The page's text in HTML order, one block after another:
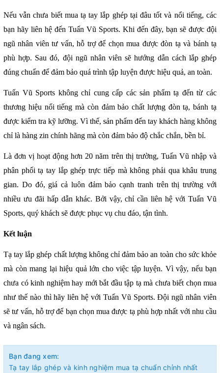
Nếu vẫn chưa biết mua tạ tay lắp ghép tại đâu tốt và nổi tiếng, các
bạn hãy liên hệ đến Tuấn Vũ Sports. Khi đến đây, bạn sẽ được đội
ngũ nhân viên tư vấn, hỗ trợ để chọn mua được đòn tạ và bánh tạ
phù hợp. Sau đó, đội ngũ nhân viên sẽ hướng dẫn cách lắp ghép
đúng chuẩn để đảm bảo quá trình tập luyện được hiệu quả, an toàn.
Tuấn Vũ Sports không chỉ cung cấp các sản phẩm tạ đến từ các
thương hiệu nổi tiếng mà còn đảm bảo chất lượng đòn tạ, bánh tạ
được kiểm tra kỹ lưỡng. Vì thế, sản phẩm đến tay khách hàng không
chỉ là hàng zin chính hãng mà còn đảm bảo độ chắc chắn, bền bỉ.
Là đơn vị hoạt động hơn 20 năm trên thị trường, Tuấn Vũ nhập và
phân phối tạ tay lắp ghép trực tiếp mà không phải qua khâu trung
gian. Do đó, giá cả luôn đảm bảo cạnh tranh trên thị trường với
nhiều ưu đãi hấp dẫn khác. Bởi vậy, chỉ cần liên hệ với Tuấn Vũ
Sports, quý khách sẽ được phục vụ chu đáo, tận tình.
Kết luận
Tạ tay lắp ghép chất lượng không chỉ đảm bảo an toàn cho sức khỏe
mà còn mang lại hiệu quả lớn cho việc tập luyện. Vì vậy, nếu bạn
chưa có kinh nghiệm hay mới bắt đầu tập tạ mà chưa biết chọn mua
như thế nào thì hãy liên hệ với Tuấn Vũ Sports. Đội ngũ nhân viên
sẽ tư vấn, hỗ trợ để bạn chọn mua được tạ phù hợp nhất với nhu cầu
và ngân sách.
Bạn đang xem:
Tạ tay lắp ghép và kinh nghiệm mua tạ chuẩn chỉnh nhất